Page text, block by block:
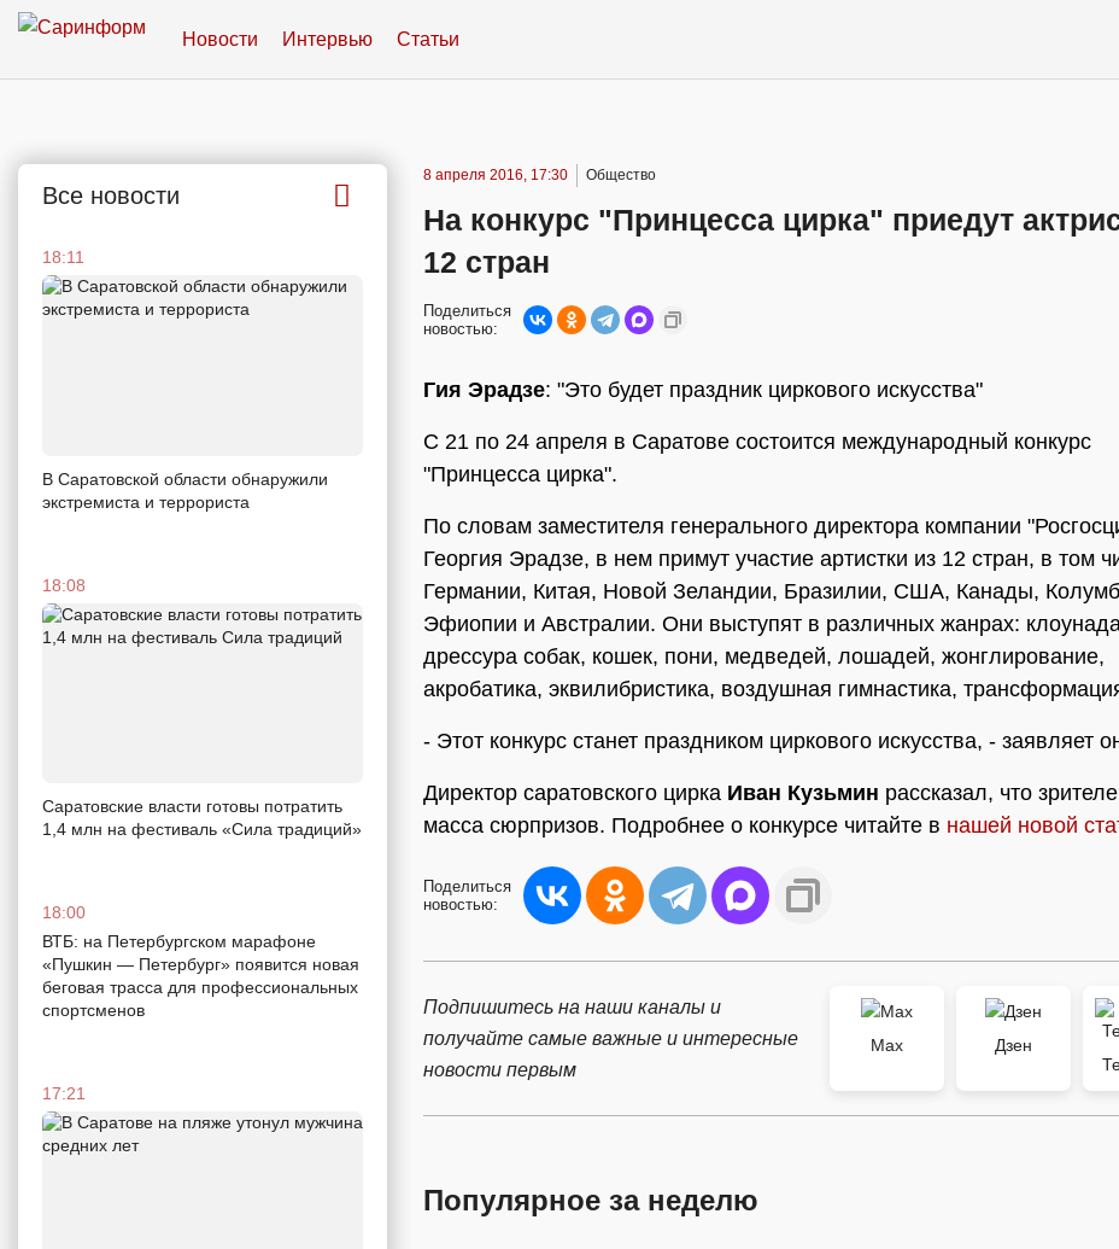
Новости Интервью Статьи
Все новости
18:11
В Саратовской области обнаружили
экстремиста и террориста
18:08
Саратовские власти готовы потратить
1,4 млн на фестиваль «Сила традиций»
18:00
ВТБ: на Петербургском марафоне
«Пушкин — Петербург» появится новая
беговая трасса для профессиональных
спортсменов
17:21
8 апреля 2016, 17:30 Общество
На конкурс "Принцесса цирка" приедут
12 стран
Поделиться
новостью:
Гия Эрадзе: "Это будет праздник циркового искусства"
С 21 по 24 апреля в Саратове состоится международный конкурс
"Принцесса цирка".
По словам заместителя генерального директора компании
Георгия Эрадзе, в нем примут участие артистки из 12 стран, в том
Германии, Китая, Новой Зеландии, Бразилии, США, Канады,
Эфиопии и Австралии. Они выступят в различных жанрах:
дрессура собак, кошек, пони, медведей, лошадей, жонглирование,
акробатика, эквилибристика, воздушная гимнастика,
- Этот конкурс станет праздником циркового искусства, - заявляет
Директор саратовского цирка Иван Кузьмин рассказал, что
масса сюрпризов. Подробнее о конкурсе читайте в нашей новой
Поделиться
новостью:
Подпишитесь на наши каналы и
получайте самые важные и интересные
новости первым
Max
Дзен
Популярное за неделю